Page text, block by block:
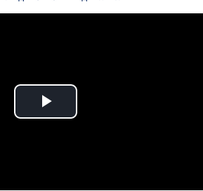
Play Video